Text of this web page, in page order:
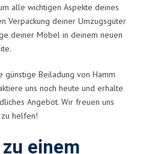
alle wichtigen Aspekte deines
Verpackung deiner Umzugsgüter
deiner Möbel in deinem neuen
günstige Beiladung von Hamm
uns noch heute und erhalte
Angebot. Wir freuen uns
helfen!
einem